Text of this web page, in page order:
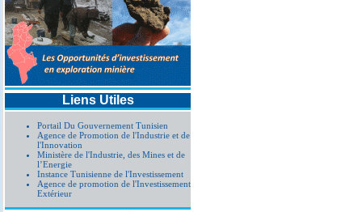
Liens Utiles
Portail Du Gouvernement Tunisien
Agence de Promotion de l'Industrie et de
l'Innovation
Ministère de l'Industrie, des Mines et de
l’Energie
Instance Tunisienne de l'Investissement
Agence de promotion de l'Investissement
Extérieur